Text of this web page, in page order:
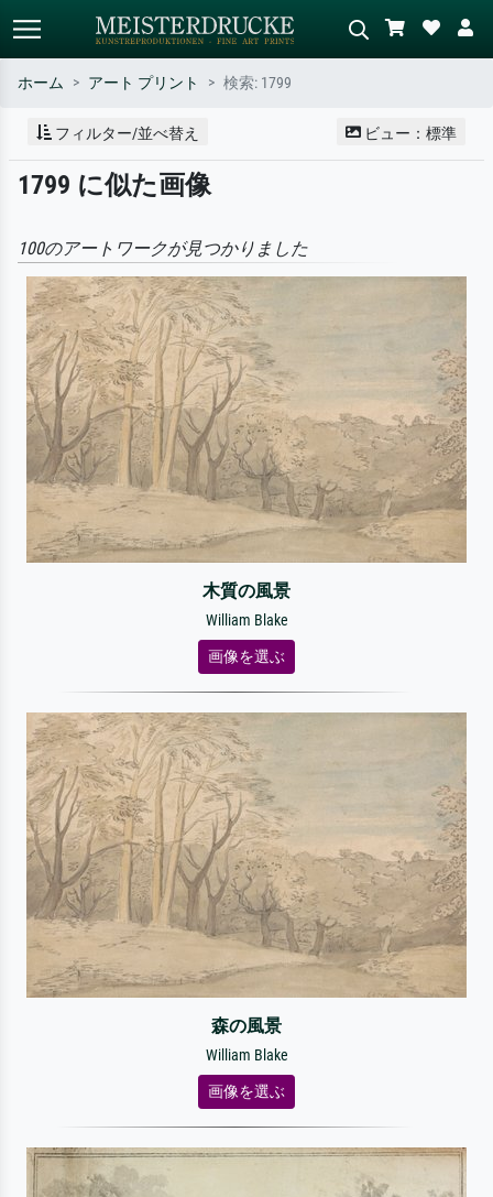
標準検索 AI画像検索
作家名・作品名・スタイルで検索
– 例：モネ、星月夜、印象派、北
シーンを説明してください – 例：
ホーム アート プリント 検索: 1799
フィルター/並べ替え ビュー：標準
1799 に似た画像
100のアートワークが見つかりました
木質の風景
William Blake
画像を選ぶ
森の風景
William Blake
画像を選ぶ